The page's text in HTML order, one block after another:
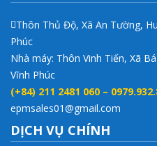
Thôn Thủ Độ, Xã An Tường,
Phúc
Nhà máy: Thôn Vinh Tiến, Xã
Vĩnh Phúc
(+84) 211 2481 060 –
epmsales01@gmail.com
DỊCH VỤ CHÍNH